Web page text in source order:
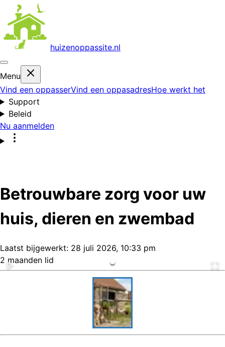
huizenoppassite.nl
Menu
Vind een oppasserVind een oppasadresHoe werkt het
Support
Beleid
Nu aanmelden
Betrouwbare zorg voor uw
huis, dieren en zwembad
Laatst bijgewerkt: 28 juli 2026, 10:33 pm
2 maanden lid